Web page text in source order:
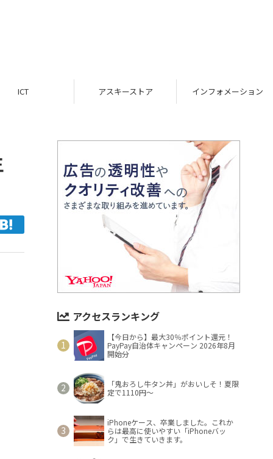
ICT アスキーストア インフォメーション
アクセスランキング
【今日から】最大30％ポイント還元！
PayPay自治体キャンペーン 2026年8月
開始分
「鬼おろし牛タン丼」がおいしそ！夏限
定で1110円～
iPhoneケース、卒業しました。これか
らは最高に使いやすい「iPhoneバッ
ク」で生きていきます。